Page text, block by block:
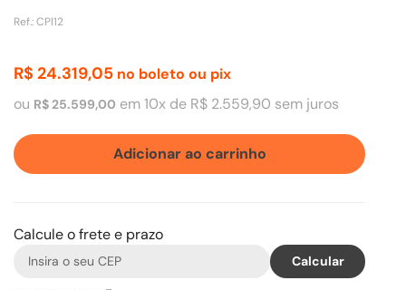
Ref.:CPI12
R$ 24.319,05 no boleto ou pix
ou R$25.599,00 em10x de R$ 2.559,90 sem juros
Adicionar ao carrinho
Calcule o frete e prazo